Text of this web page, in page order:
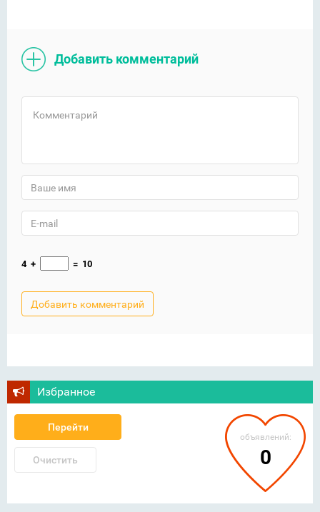
Добавить комментарий
4 + = 10
Избранное
Перейти
Очистить
объявлений:
0